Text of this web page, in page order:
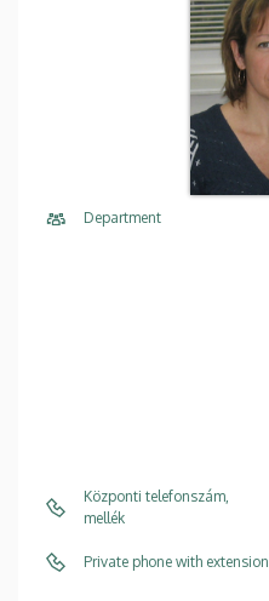
Department
Központi telefonszám,
mellék
Private phone with extension